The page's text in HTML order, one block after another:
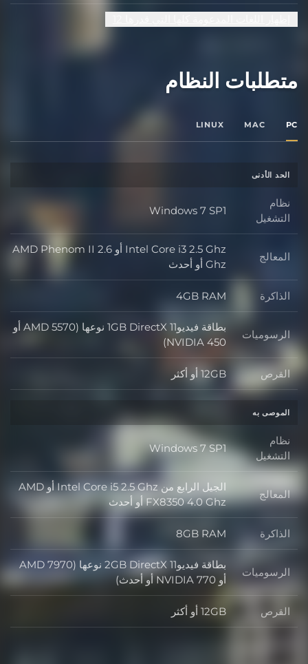
متطلبات النظام
PC
MAC
LINUX
الحد الأدنى
نظام
التشغيل
نظام التشغيل
Windows 7 SP1
المعالج المعالج
Intel Core i3 2.5 Ghz أو AMD Phenom II 2.6
Ghz أو أحدث
الذاكرة الذاكرة
4GB RAM
الرسوميات الرسوميات
بطاقة فيديو1GB DirectX 11 نوعها (AMD 5570 أو
NVIDIA 450)
القرص القرص
12GB أو أكثر
الموصى به
نظام
التشغيل
نظام التشغيل
Windows 7 SP1
المعالج المعالج
الجيل الرابع من Intel Core i5 2.5 Ghz أو AMD
FX8350 4.0 Ghz أو أحدث
الذاكرة الذاكرة
8GB RAM
الرسوميات الرسوميات
بطاقة فيديو2GB DirectX 11 نوعها (AMD 7970
أو NVIDIA 770 أو أحدث)
القرص القرص
12GB أو أكثر